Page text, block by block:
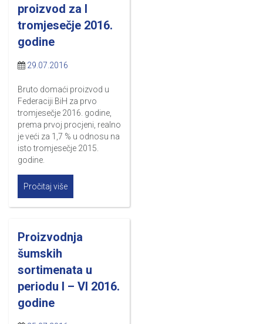
proizvod za I
tromjesečje 2016.
godine
29.07.2016
Bruto domaći proizvod u
Federaciji BiH za prvo
tromjesečje 2016. godine,
prema prvoj procjeni, realno
je veći za 1,7 % u odnosu na
isto tromjesečje 2015.
godine.
Pročitaj više
Proizvodnja
šumskih
sortimenata u
periodu I – VI 2016.
godine